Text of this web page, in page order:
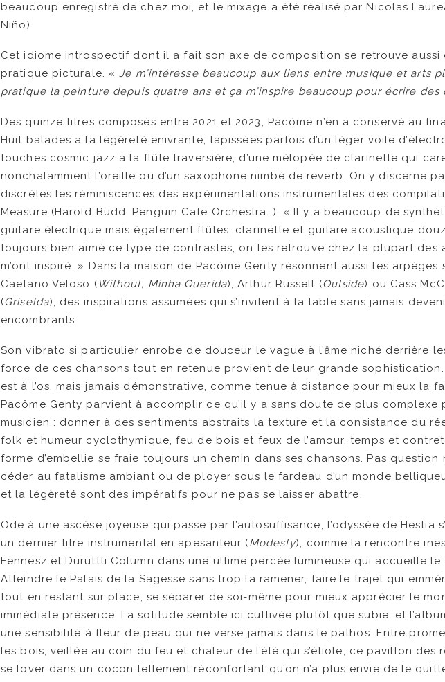
beaucoup enregistré de chez moi, et le mixage a été réalisé par Nicolas
Niño).
Cet idiome introspectif dont il a fait son axe de composition se retrouve aussi
pratique picturale. «Je m’intéresse beaucoup aux liens entre musique et arts
pratique la peinture depuis quatre ans et ça m’inspire beaucoup pour écrire des
Des quinze titres composés entre 2021 et 2023, Pacôme n’en a conservé au
Huit balades à la légèreté enivrante, tapissées parfois d’un léger voile
touches cosmic jazz à la flûte traversière, d’une mélopée de clarinette qui
nonchalamment l’oreille ou d’un saxophone nimbé de reverb. On y discerne
discrètes les réminiscences des expérimentations instrumentales des
Measure (Harold Budd, Penguin Cafe Orchestra…). « Il y a beaucoup de
guitare électrique mais également flûtes, clarinette et guitare acoustique
toujours bien aimé ce type de contrastes, on les retrouve chez la plupart des
m’ont inspiré. » Dans la maison de Pacôme Genty résonnent aussi les arpèges
Caetano Veloso ( Without, Minha Querida), Arthur Russell (Outside) ou Cass
(Griselda), des inspirations assumées qui s’invitent à la table sans jamais
encombrants.
Son vibrato si particulier enrobe de douceur le vague à l’âme niché derrière
force de ces chansons tout en retenue provient de leur grande sophistication.
est à l’os, mais jamais démonstrative, comme tenue à distance pour mieux la
Pacôme Genty parvient à accomplir ce qu’il y a sans doute de plus complexe
musicien : donner à des sentiments abstraits la texture et la consistance du
folk et humeur cyclothymique, feu de bois et feux de l’amour, temps et
forme d’embellie se fraie toujours un chemin dans ses chansons. Pas question
céder au fatalisme ambiant ou de ployer sous le fardeau d’un monde
et la légèreté sont des impératifs pour ne pas se laisser abattre.
Ode à une ascèse joyeuse qui passe par l’autosuffisance, l’odyssée de Hestia
un dernier titre instrumental en apesanteur (Modesty), comme la rencontre
Fennesz et Duruttti Column dans une ultime percée lumineuse qui accueille le
Atteindre le Palais de la Sagesse sans trop la ramener, faire le trajet qui
tout en restant sur place, se séparer de soi-même pour mieux apprécier le
immédiate présence. La solitude semble ici cultivée plutôt que subie, et
une sensibilité à fleur de peau qui ne verse jamais dans le pathos. Entre
les bois, veillée au coin du feu et chaleur de l’été qui s’étiole, ce pavillon des
se lover dans un cocon tellement réconfortant qu’on n’a plus envie de le